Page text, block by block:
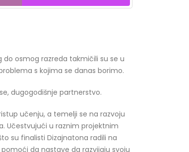
do osmog razreda takmičili su se u
s kojima se danas borimo.
dugogodišnje partnerstvo.
učenju, a temelji se na razvoju
Učestvujući u raznim projektnim
su finalisti Dizajnatona radili na
da nastave da razvijaju svoju